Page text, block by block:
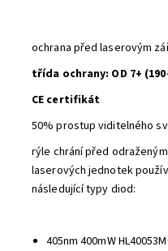
ochrana před laserovým
třída ochrany: OD 7+
CE certifikát
50% prostup viditelného
rýle chrání před
laserových jednotek
následující typy diod:
405nm 400mW